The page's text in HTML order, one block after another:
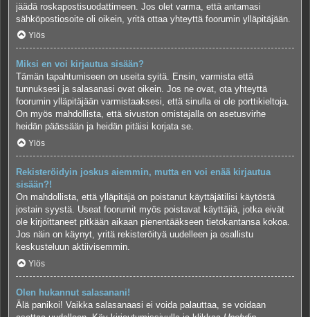
jäädä roskapostisuodattimeen. Jos olet varma, että antamasi
sähköpostiosoite oli oikein, yritä ottaa yhteyttä foorumin ylläpitäjään.
Ylös
Miksi en voi kirjautua sisään?
Tämän tapahtumiseen on useita syitä. Ensin, varmista että
tunnuksesi ja salasanasi ovat oikein. Jos ne ovat, ota yhteyttä
foorumin ylläpitäjään varmistaaksesi, että sinulla ei ole porttikieltoja.
On myös mahdollista, että sivuston omistajalla on asetusvirhe
heidän päässään ja heidän pitäisi korjata se.
Ylös
Rekisteröidyin joskus aiemmin, mutta en voi enää kirjautua
sisään?!
On mahdollista, että ylläpitäjä on poistanut käyttäjätilisi käytöstä
jostain syystä. Useat foorumit myös poistavat käyttäjiä, jotka eivät
ole kirjoittaneet pitkään aikaan pienentääkseen tietokantansa kokoa.
Jos näin on käynyt, yritä rekisteröityä uudelleen ja osallistu
keskusteluun aktiivisemmin.
Ylös
Olen hukannut salasanani!
Älä panikoi! Vaikka salasanaasi ei voida palauttaa, se voidaan